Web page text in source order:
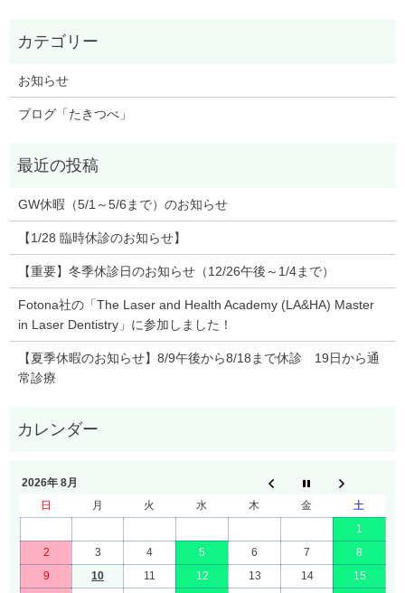
お知らせ
ブログ「たきつべ」
GW休暇（5/1～5/6まで）のお知らせ
【1/28 臨時休診のお知らせ】
【重要】冬季休診日のお知らせ（12/26午後～1/4まで）
Fotona社の「The Laser and Health Academy (LA&HA) Master
in Laser Dentistry」に参加しました！
【夏季休暇のお知らせ】8/9午後から8/18まで休診 19日から通
常診療
2026年 8月
日
月 火 水 木 金
土
1
2
3 4 5 6 7
8
9
10 11 12 13 14 15